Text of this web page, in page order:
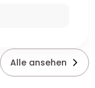
Alle ansehen